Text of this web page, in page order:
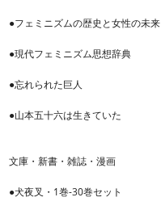
●フェミニズムの歴史と女性の未来
●現代フェミニズム思想辞典
●忘れられた巨人
●山本五十六は生きていた
文庫・新書・雑誌・漫画
●犬夜叉・1巻-30巻セット